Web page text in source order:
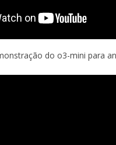
do o3-mini para